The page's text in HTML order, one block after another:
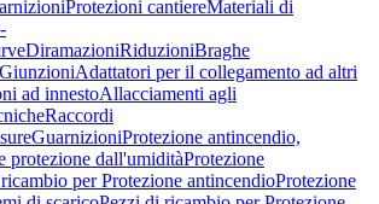
Protezioni cantiereMateriali di
DiramazioniRiduzioniBraghe
GiunzioniAdattatori per il collegamento ad altri
ad innestoAllacciamenti agli
Raccordi
GuarnizioniProtezione antincendio,
protezione dall'umiditàProtezione
per Protezione antincendioProtezione